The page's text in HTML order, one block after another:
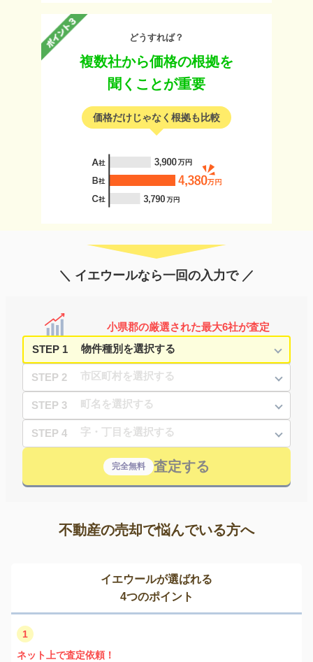
どうすれば？
複数社から価格の根拠を
聞くことが重要
価格だけじゃなく根拠も比較
＼ イエウールなら一回の入力で ／
小県郡の厳選された最大6社が査定
STEP 1
STEP 2
STEP 3
STEP 4
完全無料 査定する
不動産の売却で悩んでいる方へ
イエウールが選ばれる
4つのポイント
1
ネット上で査定依頼！